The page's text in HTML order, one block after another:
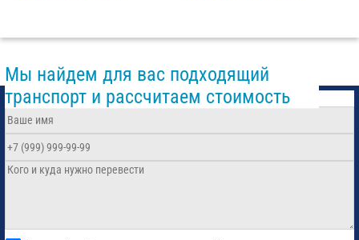
Мы найдем для вас подходящий
транспорт и рассчитаем стоимость